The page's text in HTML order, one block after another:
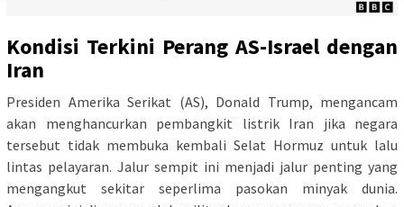
Kondisi Terkini Perang AS-Israel dengan
Iran
Presiden Amerika Serikat (AS), Donald Trump, mengancam
akan menghancurkan pembangkit listrik Iran jika negara
tersebut tidak membuka kembali Selat Hormuz untuk lalu
lintas pelayaran. Jalur sempit ini menjadi jalur penting yang
mengangkut sekitar seperlima pasokan minyak dunia.